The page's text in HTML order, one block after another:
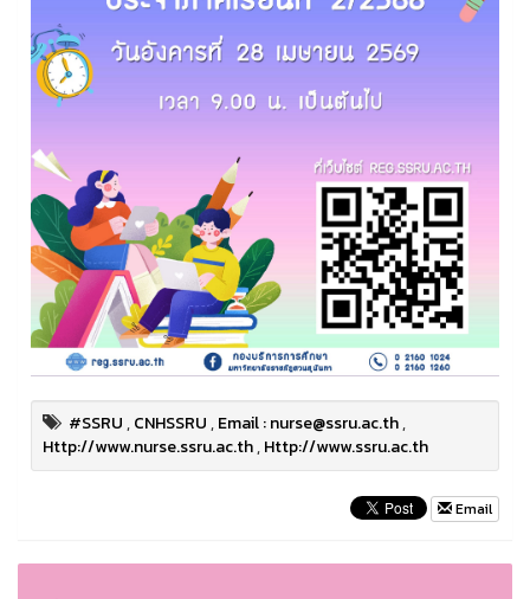
#SSRU,CNHSSRU,Email : nurse@ssru.ac.th,
Http://www.nurse.ssru.ac.th,Http://www.ssru.ac.th
Email